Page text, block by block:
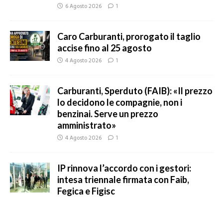
6 Agosto 2026 1
Caro Carburanti, prorogato il taglio
accise fino al 25 agosto
4 Agosto 2026 1
Carburanti, Sperduto (FAIB): «Il prezzo
lo decidono le compagnie, non i
benzinai. Serve un prezzo
amministrato»
4 Agosto 2026 1
IP rinnova l’accordo con i gestori:
intesa triennale firmata con Faib,
Fegica e Figisc